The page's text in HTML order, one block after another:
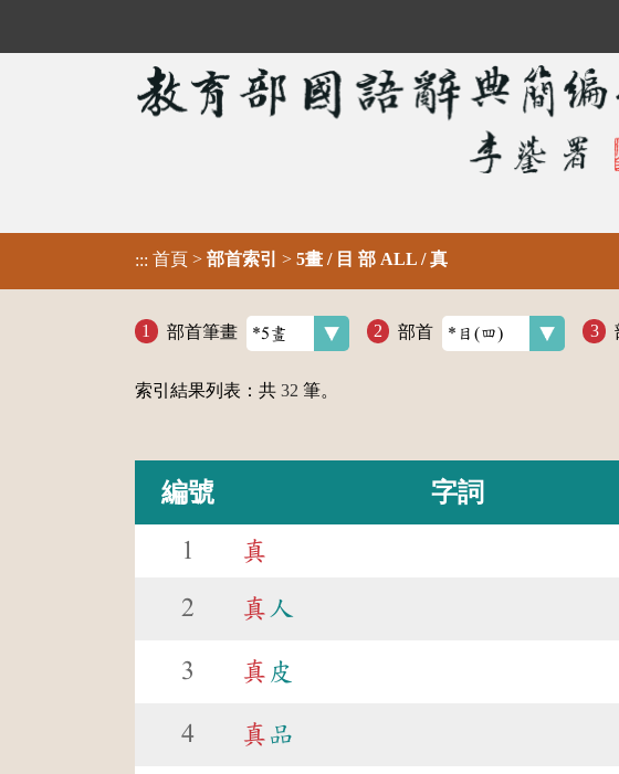
::: 首頁 > 部首索引 > 5畫 / 目 部 ALL / 真
部首筆畫 部首
索引結果列表：共 32 筆。
編號 字詞
1 真
2 真 人
3 真 皮
4 真 品